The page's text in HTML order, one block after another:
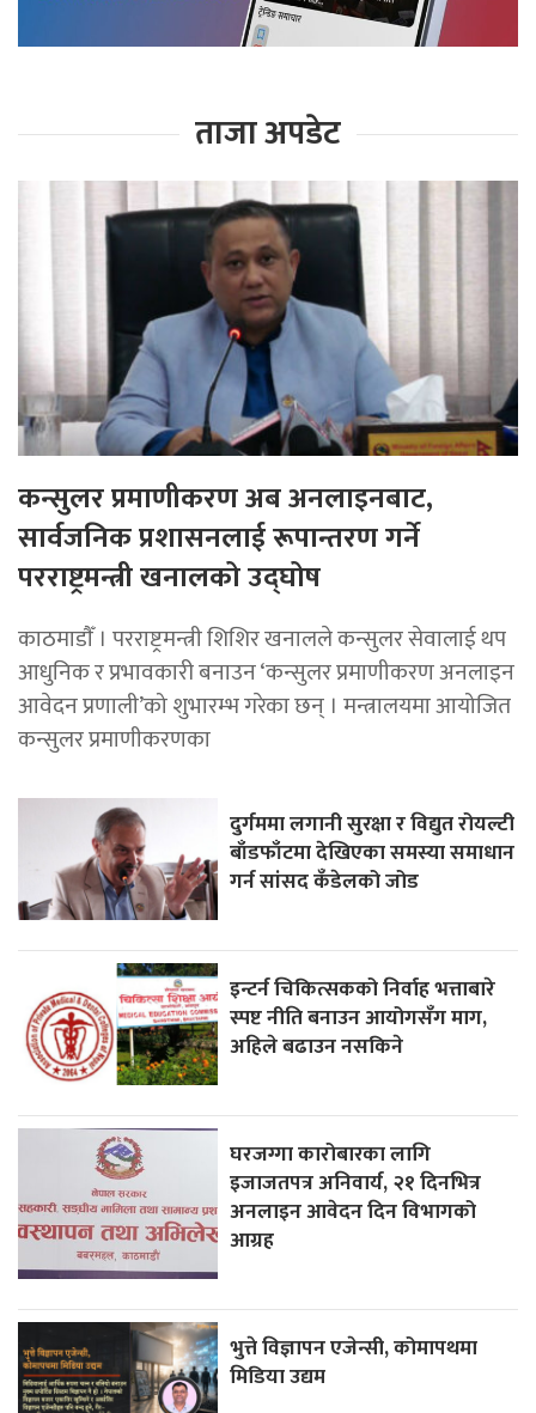
ताजा अपडेट
कन्सुलर प्रमाणीकरण अब अनलाइनबाट,
सार्वजनिक प्रशासनलाई रूपान्तरण गर्ने
परराष्ट्रमन्त्री खनालको उद्घोष
काठमाडाैँ । परराष्ट्रमन्त्री शिशिर खनालले कन्सुलर सेवालाई थप
आधुनिक र प्रभावकारी बनाउन ‘कन्सुलर प्रमाणीकरण अनलाइन
आवेदन प्रणाली’को शुभारम्भ गरेका छन् । मन्त्रालयमा आयोजित
कन्सुलर प्रमाणीकरणका
दुर्गममा लगानी सुरक्षा र विद्युत रोयल्टी
बाँडफाँटमा देखिएका समस्या समाधान
गर्न सांसद कँडेलको जोड
इन्टर्न चिकित्सकको निर्वाह भत्ताबारे
स्पष्ट नीति बनाउन आयोगसँग माग,
अहिले बढाउन नसकिने
घरजग्गा कारोबारका लागि
इजाजतपत्र अनिवार्य, २१ दिनभित्र
अनलाइन आवेदन दिन विभागको
आग्रह
भुत्ते विज्ञापन एजेन्सी, कोमापथमा
मिडिया उद्यम